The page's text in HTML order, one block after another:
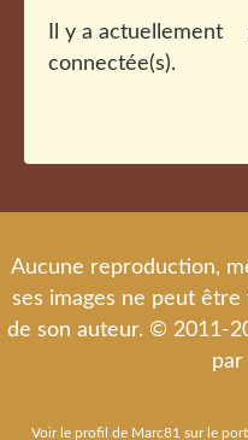
Il y a actuellement
connectée(s).
Aucune reproduction,
ses images ne peut
de son auteur. © 2011-
par
Voir le profil de Marc81 sur le